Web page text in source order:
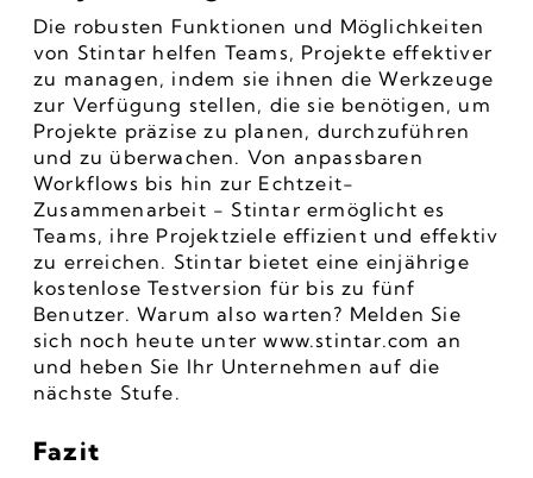
Die robusten Funktionen und Möglichkeiten
von Stintar helfen Teams, Projekte effektiver
zu managen, indem sie ihnen die Werkzeuge
zur Verfügung stellen, die sie benötigen, um
Projekte präzise zu planen, durchzuführen
und zu überwachen. Von anpassbaren
Workflows bis hin zur Echtzeit-
Zusammenarbeit - Stintar ermöglicht es
Teams, ihre Projektziele effizient und effektiv
zu erreichen. Stintar bietet eine einjährige
kostenlose Testversion für bis zu fünf
Benutzer. Warum also warten? Melden Sie
sich noch heute unter www.stintar.com an
und heben Sie Ihr Unternehmen auf die
nächste Stufe.
Fazit